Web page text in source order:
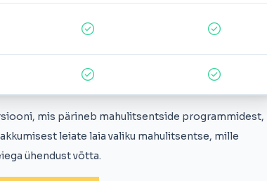
mis pärineb mahulitsentside programmidest,
leiate laia valiku mahulitsentse, mille
ühendust võtta.